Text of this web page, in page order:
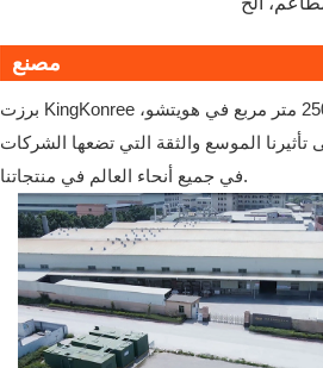
مصنع
برزت KingKonree باعتبارها السلطة الرائدة في الصين في تصنيع الأسطح الصلبة، مع حضور قوي يمتد عبر منشأة حديثة تبلغ مساحتها 25000 متر مربع في هويتشو،
من 1200 حاوية سنويًا إلى 126 دولة، وهو مؤشر واضح على تأثيرنا الموسع والثقة التي تضعها الشركات
في جميع أنحاء العالم في منتجاتنا.